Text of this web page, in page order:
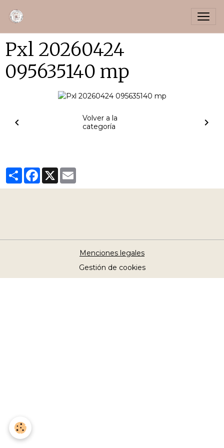
Pxl 20260424
095635140 mp
Volver a la
categoría
PartagerFacebook
X
Menciones legales
Gestión de cookies